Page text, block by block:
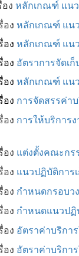
อง หลักเกณฑ์ แนว
อง หลักเกณฑ์ แนว
อง หลักเกณฑ์ แน
อง อัตราการจัดเ
อง หลักเกณฑ์ แน
อง การจัดสรรค่า
อง การให้บริการ
อง แต่งตั้งคณะกร
อง แนวปฏิบัติการ
อง กำหนดกรอบว
อง กำหนดแนวปฏิ
อง อัตราค่าบริกา
อง อัตราค่าบริกา